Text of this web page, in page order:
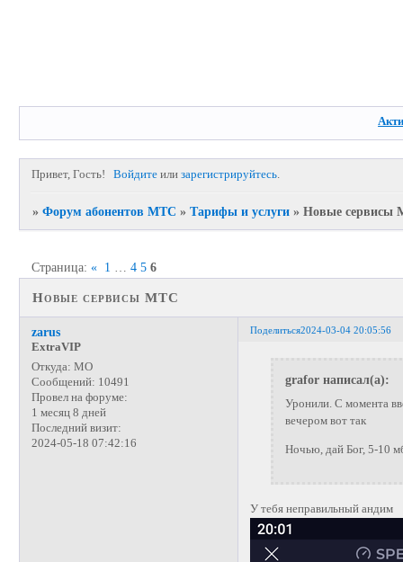
Привет, Гость! Войдите илизарегистрируйтесь.
»Форум абонентов МТС »Тарифы и услуги »Новые сервисы
Новые сервисы МТС
Страница:« 1 4 5 6
Поделиться2024-03-04 20:05:56
zarus
ExtraVIP
Откуда: МО
Сообщений: 10491
Провел на форуме:
1 месяц 8 дней
Последний визит:
2024-05-18 07:42:16
grafor написал(а):
Уронили. С момента
вечером вот так
Ночью, дай Бог, 5-10
У тебя неправильный андим